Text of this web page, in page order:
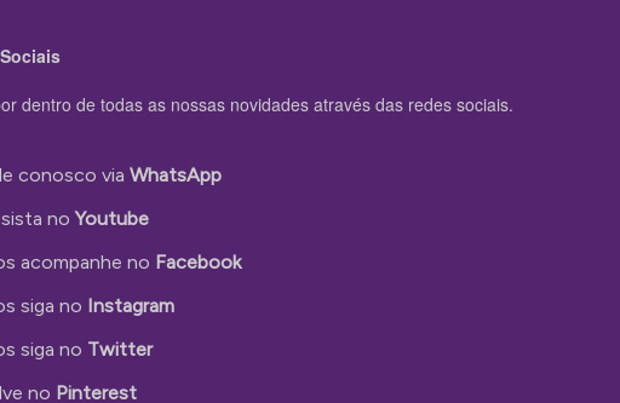
dentro de todas as nossas novidades através das redes sociais.
conosco via WhatsApp
noYoutube
acompanhe no Facebook
siga no Instagram
siga no Twitter
no Pinterest